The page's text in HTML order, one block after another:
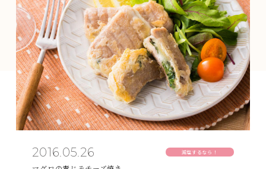
2016.05.26 減塩するなら！